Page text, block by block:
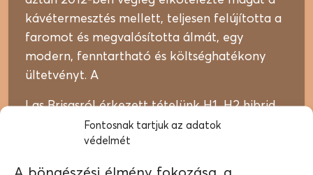
Fontosnak tartjuk az adatok
védelmét
A böngészési élmény fokozása, a
kávétermesztés mellett, teljesen felújította a
faromot és megvalósította álmát, egy
modern, fenntartható és költséghatékony
ültetvényt. A
Las Brisasról érkezett tételünk H1, H2 hibrid,
Parainema és Sarchimor variánsok keveréke.
A termék elfogyott vagy jelenleg nem elérhető.
ajánlatunkból!